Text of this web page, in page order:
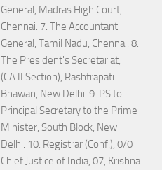
General, Madras High Court,
Chennai. 7. The Accountant
General, Tamil Nadu, Chennai. 8.
The President's Secretariat,
(CA.II Section), Rashtrapati
Bhawan, New Delhi. 9. PS to
Principal Secretary to the Prime
Minister, South Block, New
Delhi. 10. Registrar (Conf.), 0/0
Chief Justice of India, 07, Krishna